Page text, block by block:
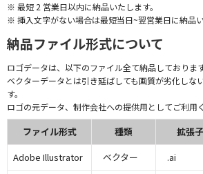
※ 最短 2 営業日以内に納品いたします。
※ 挿入文字がない場合は最短当日~翌営業日に納品い
納品ファイル形式について
ロゴデータは、以下のファイル全て納品しております
ベクターデータとは引き延ばしても画質が劣化しな
す。
ロゴの元データ、制作会社への提供用としてご利用
ファイル形式 種類
拡張子
Adobe Illustrator
ベクター
.ai